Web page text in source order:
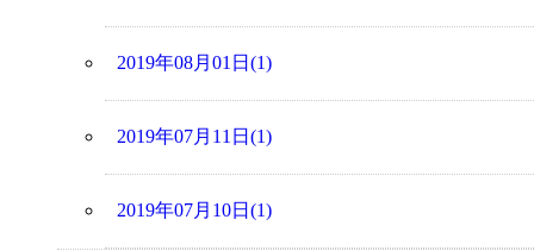
2019年08月01日(1)
2019年07月11日(1)
2019年07月10日(1)